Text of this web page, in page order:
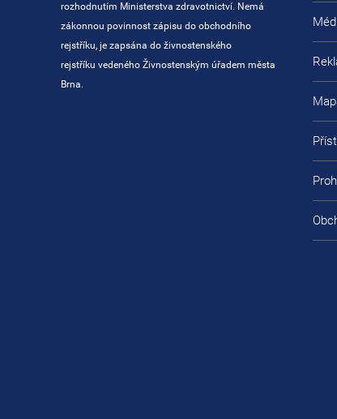
rozhodnutím Ministerstva zdravotnictví. Nemá
zákonnou povinnost zápisu do obchodního
rejstříku, je zapsána do živnostenského
rejstříku vedeného Živnostenským úřadem města
Brna.